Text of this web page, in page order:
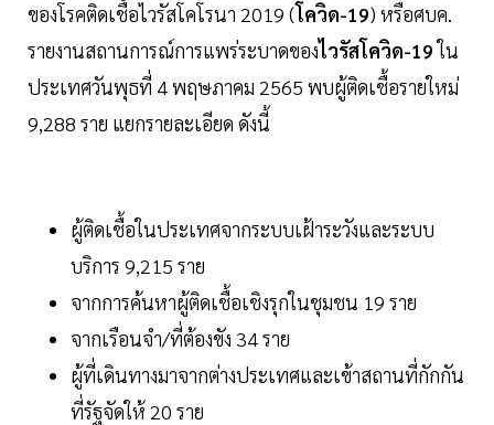
ของโรคติดเชื้อไวรัสโคโรนา 2019 (โควิด-19) หรือศบค.
รายงานสถานการณ์การแพร่ระบาดของไวรัสโควิด-19ใน
ประเทศวันพุธที่ 4 พฤษภาคม 2565 พบผู้ติดเชื้อรายใหม่
9,288 ราย แยกรายละเอียด ดังนี้
ผู้ติดเชื้อในประเทศจากระบบเฝ้าระวังและระบบ
บริการ 9,215 ราย
จากการค้นหาผู้ติดเชื้อเชิงรุกในชุมชน 19 ราย
จากเรือนจำ/ที่ต้องขัง 34 ราย
ผู้ที่เดินทางมาจากต่างประเทศและเข้าสถานที่กักกัน
ที่รัฐจัดให้ 20 ราย